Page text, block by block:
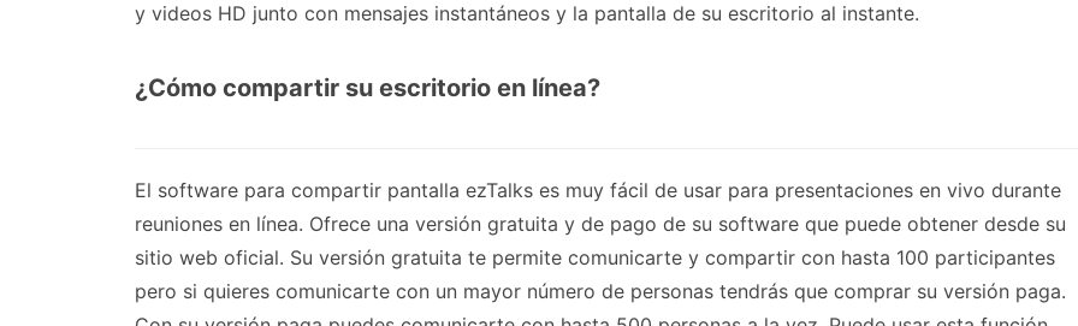
y videos HD junto con mensajes instantáneos y la pantalla de su escritorio al instante.
¿Cómo compartir su escritorio en línea?
El software para compartir pantalla ezTalks es muy fácil de usar para presentaciones en vivo durante
reuniones en línea. Ofrece una versión gratuita y de pago de su software que puede obtener desde su
sitio web oficial. Su versión gratuita te permite comunicarte y compartir con hasta 100 participantes
pero si quieres comunicarte con un mayor número de personas tendrás que comprar su versión paga.